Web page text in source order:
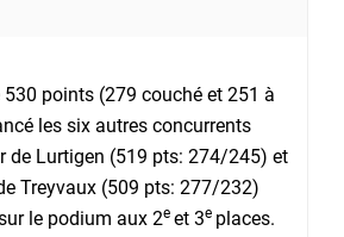
points (279 couché et 251 à
les six autres concurrents
de Lurtigen (519 pts: 274/245) et
Treyvaux (509 pts: 277/232)
le podium aux 2e et 3e places.